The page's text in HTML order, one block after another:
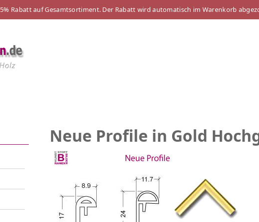
5% Rabatt auf Gesamtsortiment. Der Rabatt wird automatisch im Warenkorb
Neue Profile in Gold